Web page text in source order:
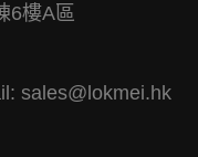
6樓A區
sales@lokmei.hk